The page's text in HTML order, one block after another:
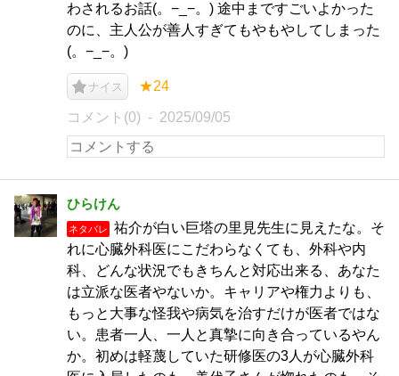
わされるお話(。−_−。) 途中まですごいよかった
のに、主人公が善人すぎてもやもやしてしまった
(。−_−。)
ナイス ★24
コメント(0) 2025/09/05
ひらけん
ネタバレ
祐介が白い巨塔の里見先生に見えたな。そ
れに心臓外科医にこだわらなくても、外科や内
科、どんな状況でもきちんと対応出来る、あなた
は立派な医者やないか。キャリアや権力よりも、
もっと大事な怪我や病気を治すだけが医者ではな
い。患者一人、一人と真摯に向き合っているやん
か。初めは軽蔑していた研修医の3人が心臓外科